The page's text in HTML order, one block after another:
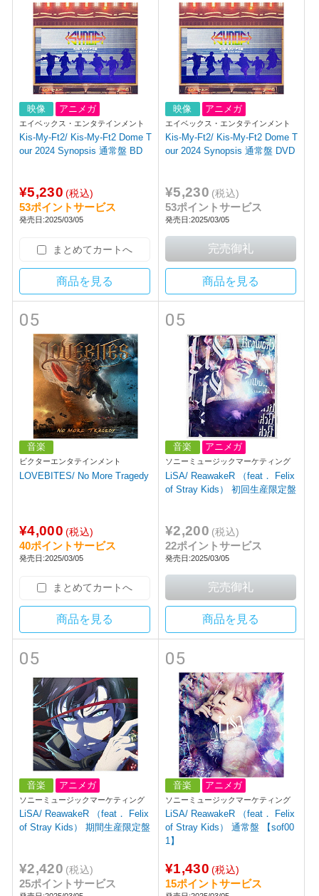
映像 アニメガ
エイベックス・エンタテインメント
Kis-My-Ft2/ Kis-My-Ft2 Dome T
our 2024 Synopsis 通常盤 BD
¥5,230 (税込)
53ポイントサービス
発売日:2025/03/05
まとめてカートへ
商品を見る
映像 アニメガ
エイベックス・エンタテインメント
Kis-My-Ft2/ Kis-My-Ft2 Dome T
our 2024 Synopsis 通常盤 DVD
¥5,230 (税込)
53ポイントサービス
発売日:2025/03/05
商品を見る
05
音楽
ビクターエンタテインメント
LOVEBITES/ No More Tragedy
¥4,000 (税込)
40ポイントサービス
発売日:2025/03/05
まとめてカートへ
商品を見る
05
音楽 アニメガ
ソニーミュージックマーケティング
LiSA/ ReawakeR （feat． Felix
of Stray Kids） 初回生産限定盤
¥2,200 (税込)
22ポイントサービス
発売日:2025/03/05
商品を見る
05
音楽 アニメガ
ソニーミュージックマーケティング
LiSA/ ReawakeR （feat． Felix
of Stray Kids） 期間生産限定盤
¥2,420 (税込)
25ポイントサービス
05
音楽 アニメガ
ソニーミュージックマーケティング
LiSA/ ReawakeR （feat． Felix
of Stray Kids） 通常盤 【sof00
1】
¥1,430 (税込)
15ポイントサービス